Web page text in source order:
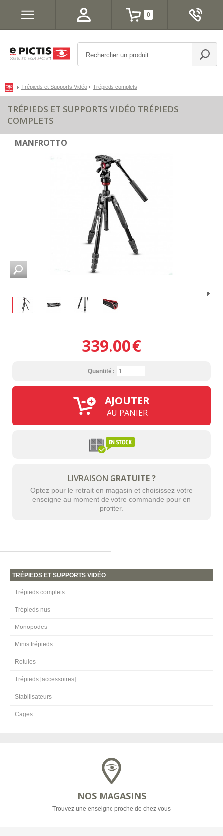
0
TRÉPIEDS ET SUPPORTS VIDÉO
Trépieds complets
Trépieds nus
Monopodes
Minis trépieds
Rotules
Trépieds [accessoires]
Stabilisateurs
Cages
Trépieds et Supports Vidéo Trépieds complets
TRÉPIEDS ET SUPPORTS VIDÉO TRÉPIEDS
COMPLETS
MANFROTTO
339.00€
Quantité :
AJOUTER
AU PANIER
LIVRAISON GRATUITE ?
Optez pour le retrait en magasin et choisissez votre
enseigne au moment de votre commande pour en
profiter.
NOS MAGASINS
Trouvez une enseigne proche de chez vous